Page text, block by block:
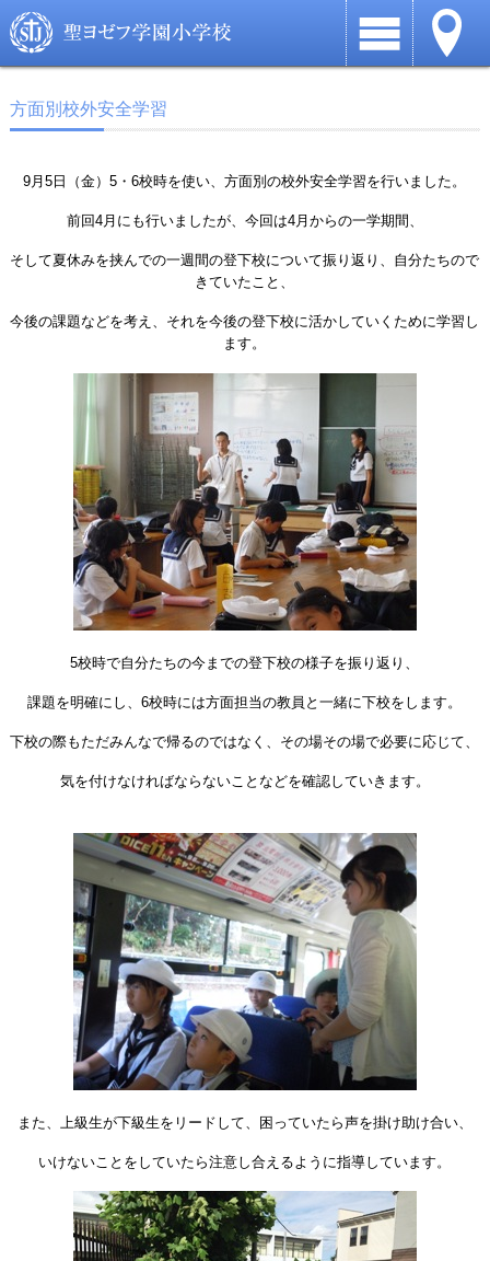
方面別校外安全学習
9月5日（金）5・6校時を使い、方面別の校外安全学習を行いました。
前回4月にも行いましたが、今回は4月からの一学期間、
そして夏休みを挟んでの一週間の登下校について振り返り、自分たちので
きていたこと、
今後の課題などを考え、それを今後の登下校に活かしていくために学習し
ます。
5校時で自分たちの今までの登下校の様子を振り返り、
課題を明確にし、6校時には方面担当の教員と一緒に下校をします。
下校の際もただみんなで帰るのではなく、その場その場で必要に応じて、
気を付けなければならないことなどを確認していきます。
また、上級生が下級生をリードして、困っていたら声を掛け助け合い、
いけないことをしていたら注意し合えるように指導しています。